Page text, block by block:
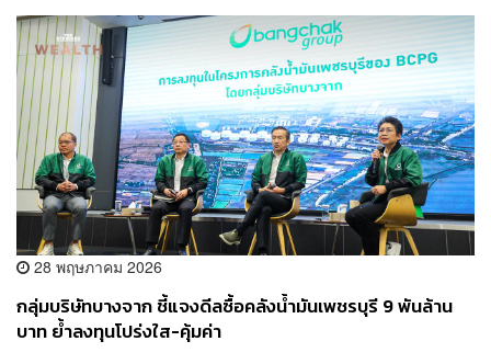
28 พฤษภาคม 2026
กลุ่มบริษัทบางจาก ชี้แจงดีลซื้อคลังน้ำมันเพชรบุรี 9 พันล้าน
บาท ย้ำลงทุนโปร่งใส-คุ้มค่า